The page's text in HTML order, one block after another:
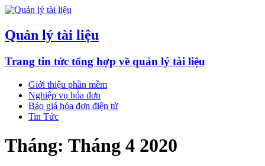
Quản lý tài liệu
Trang tin tức tổng hợp về quản lý tài liệu
Giới thiệu phần mềm
Nghiệp vụ hóa đơn
Báo giá hóa đơn điện tử
Tin Tức
Tháng: Tháng 4 2020